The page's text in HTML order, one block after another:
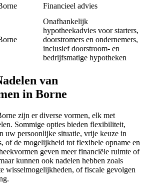
Financieel advies
Onafhankelijk
hypotheekadvies voor starters,
doorstromers en ondernemers,
inclusief doorstroom- en
bedrijfsmatige hypotheken
van
in Borne
zijn er diverse vormen, elk met
Sommige opties bieden flexibiliteit,
uw persoonlijke situatie, vrije keuze in
of de mogelijkheid tot flexibele opname en
geven meer financiële ruimte of
kunnen ook nadelen hebben zoals
wisselmogelijkheden, of fiscale gevolgen